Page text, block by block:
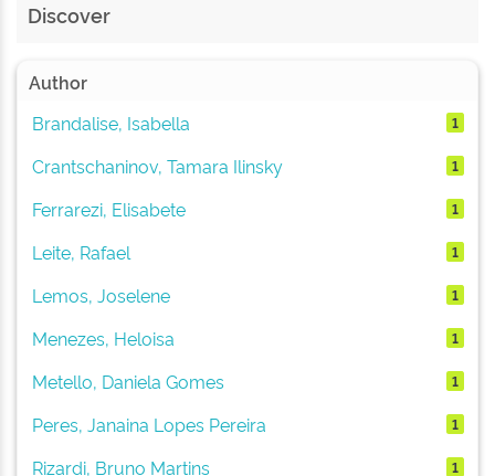
Discover
Author
Brandalise, Isabella
1
Crantschaninov, Tamara Ilinsky 1
Ferrarezi, Elisabete 1
Leite, Rafael 1
Lemos, Joselene 1
Menezes, Heloisa 1
Metello, Daniela Gomes 1
Peres, Janaina Lopes Pereira 1
Rizardi, Bruno Martins 1